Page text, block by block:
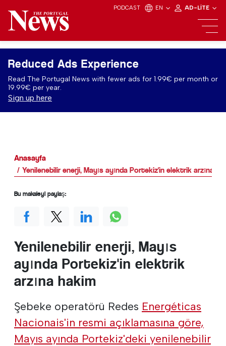
PODCAST EN AD-LITE
Reduced Ads Experience
Read The Portugal News with fewer ads for 1.99€ per month or
19.99€ per year.
Sign up here
Anasayfa
Yenilenebilir enerji, Mayıs ayında Portekiz'in elektrik arzına
Yenilenebilir enerji, Mayıs
ayında Portekiz'in elektrik
arzına hakim
Şebeke operatörü Redes Energéticas
Nacionais'in resmi açıklamasına göre,
Mayıs ayında Portekiz'deki yenilenebilir
Bu makaleyi paylaş: